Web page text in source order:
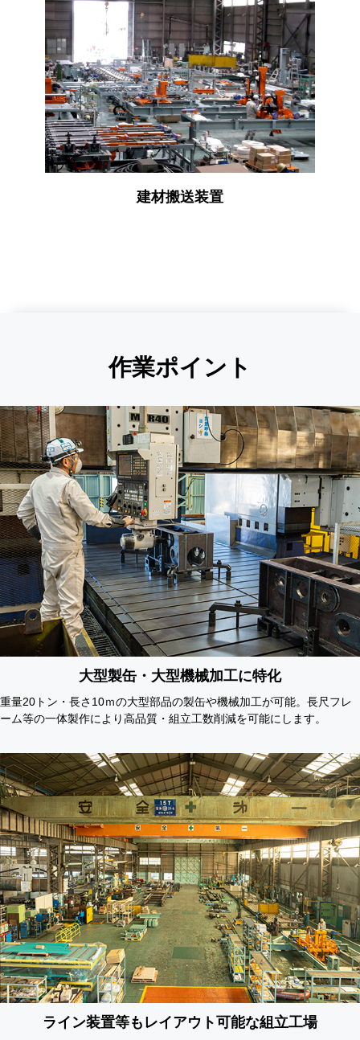
建材搬送装置
作業ポイント
大型製缶・大型機械加工に特化
重量20トン・長さ10ｍの大型部品の製缶や機械加工が可能。長尺フレ
ーム等の一体製作により高品質・組立工数削減を可能にします。
ライン装置等もレイアウト可能な組立工場